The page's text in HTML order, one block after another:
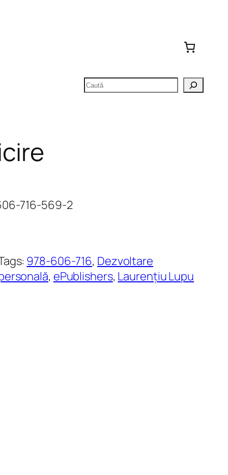
Caută
716-569-2
978-606-716, Dezvoltare
, ePublishers, Laurențiu Lupu